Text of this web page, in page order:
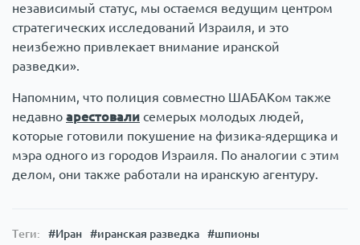
независимый статус, мы остаемся ведущим центром
стратегических исследований Израиля, и это
неизбежно привлекает внимание иранской
разведки».
Напомним, что полиция совместно ШАБАКом также
недавно арестовали семерых молодых людей,
которые готовили покушение на физика-ядерщика и
мэра одного из городов Израиля. По аналогии с этим
делом, они также работали на иранскую агентуру.
Теги: #Иран #иранская разведка
#шпионы